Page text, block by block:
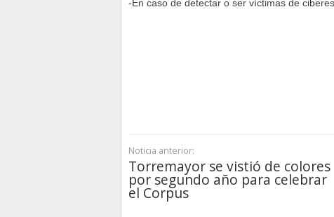
-En caso de detectar o ser víctimas de
Noticia anterior:
Torremayor se vistió de colores
por segundo año para celebrar
el Corpus